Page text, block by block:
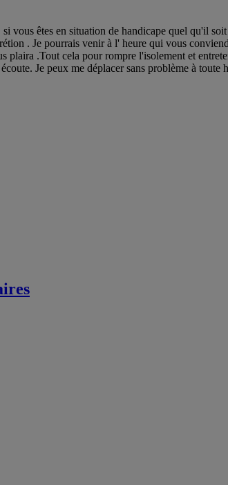
êtes en situation de handicape quel qu'il
. Je pourrais venir à l' heure qui vous
.Tout cela pour rompre l'isolement et
Je peux me déplacer sans problème à toute